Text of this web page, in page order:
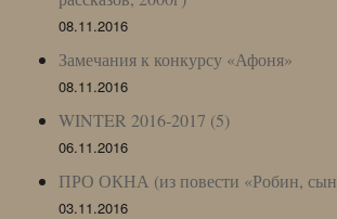
08.11.2016
Замечания к конкурсу «Афоня»
08.11.2016
WINTER 2016-2017 (5)
06.11.2016
ПРО ОКНА (из повести «Робин,
03.11.2016